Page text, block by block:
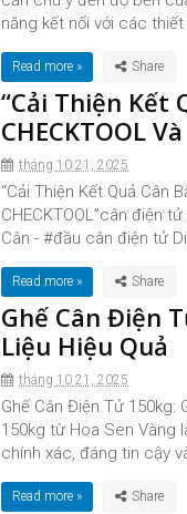
năng kết nối với các
Read more »
“Cải Thiện Kết
CHECKTOOL
tháng 10 21, 2025
“Cải Thiện Kết Quả Cân
CHECKTOOL”cân điện
Cân - #đầu cân điện tử
Read more »
Ghế Cân Điện
Liệu Hiệu Quả
tháng 10 21, 2025
Ghế Cân Điện Tử 150kg:
150kg từ Hoa Sen Vàng
chính xác, đáng tin cậy
Read more »